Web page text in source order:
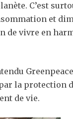
C’est
et
de vivre en
la protection
de vie.